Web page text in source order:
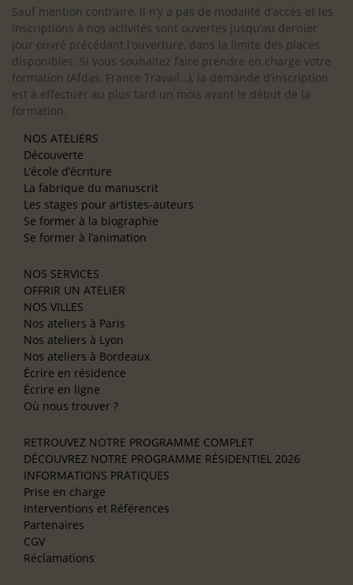
Sauf mention contraire, il n’y a pas de modalité d’accès et les
inscriptions à nos activités sont ouvertes jusqu’au dernier
jour ouvré précédant l’ouverture, dans la limite des places
disponibles. Si vous souhaitez faire prendre en charge votre
formation (Afdas, France Travail…), la demande d’inscription
est à effectuer au plus tard un mois avant le début de la
formation.
NOS ATELIERS
Découverte
L’école d’écriture
La fabrique du manuscrit
Les stages pour artistes-auteurs
Se former à la biographie
Se former à l’animation
NOS SERVICES
OFFRIR UN ATELIER
NOS VILLES
Nos ateliers à Paris
Nos ateliers à Lyon
Nos ateliers à Bordeaux
Écrire en résidence
Écrire en ligne
Où nous trouver ?
RETROUVEZ NOTRE PROGRAMME COMPLET
DÉCOUVREZ NOTRE PROGRAMME RÉSIDENTIEL 2026
INFORMATIONS PRATIQUES
Prise en charge
Interventions et Références
Partenaires
CGV
Réclamations